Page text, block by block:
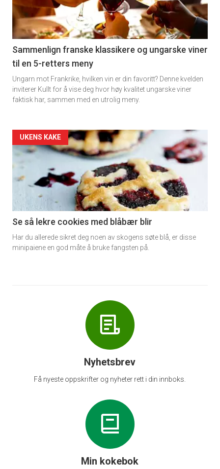
nå
-
5
Sammenlign franske klassikere og ungarske viner
til en 5-retters meny
Ungarn mot Frankrike, hvilken vin er din favoritt? Denne kvelden
inviterer Kullt for å vise deg hvor høy kvalitet ungarske viner
faktisk har, sammen med en utrolig meny.
Forsiden
akkurat
nå
6
UKENS KAKE
Se så lekre cookies med blåbær blir
Har du allerede sikret deg noen av skogens søte blå, er disse
minipaiene en god måte å bruke fangsten på.
Nyhetsbrev
Få nyeste oppskrifter og nyheter rett i din innboks.
Min kokebok